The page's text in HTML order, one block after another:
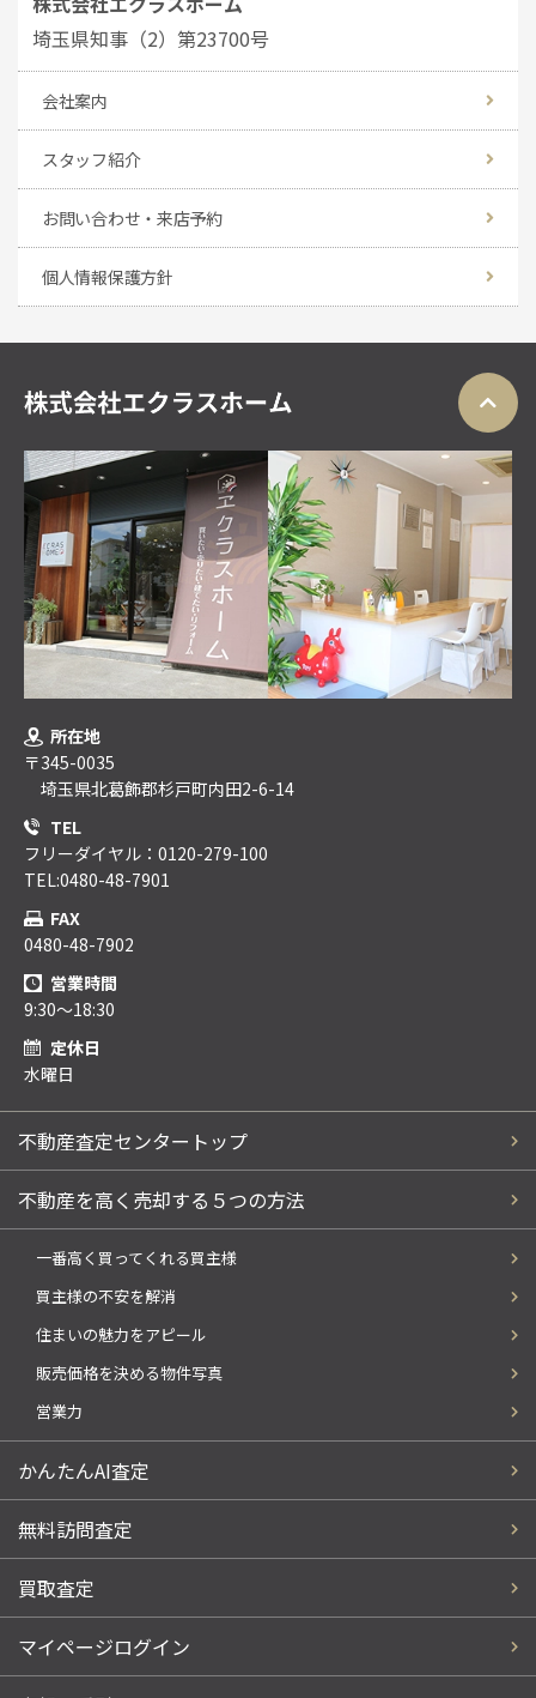
埼玉県知事（2）第23700号
会社案内
スタッフ紹介
お問い合わせ・来店予約
個人情報保護方針
所在地
〒345-0035
埼玉県北葛飾郡杉戸町内田2-6-14
TEL
フリーダイヤル：0120-279-100
TEL:0480-48-7901
FAX
0480-48-7902
営業時間
9:30～18:30
定休日
水曜日
不動産査定センタートップ
不動産を高く売却する５つの方法
一番高く買ってくれる買主様
買主様の不安を解消
住まいの魅力をアピール
販売価格を決める物件写真
営業力
かんたんAI査定
無料訪問査定
買取査定
マイページログイン